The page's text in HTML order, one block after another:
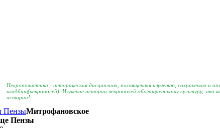
Некрополистика - историческая дисциплина, посвященная изучению, сохранению и
кладбищ(некрополей). Изучение истории некрополей обогащает нашу культуру, это
истории!
ПензыМитрофановское
Пензы